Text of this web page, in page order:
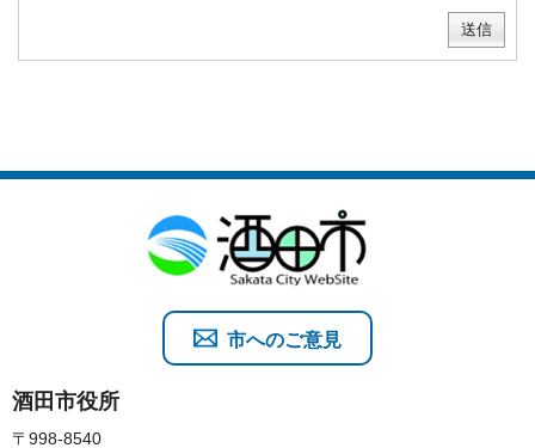
酒田市役所
〒998-8540
市へのご意見